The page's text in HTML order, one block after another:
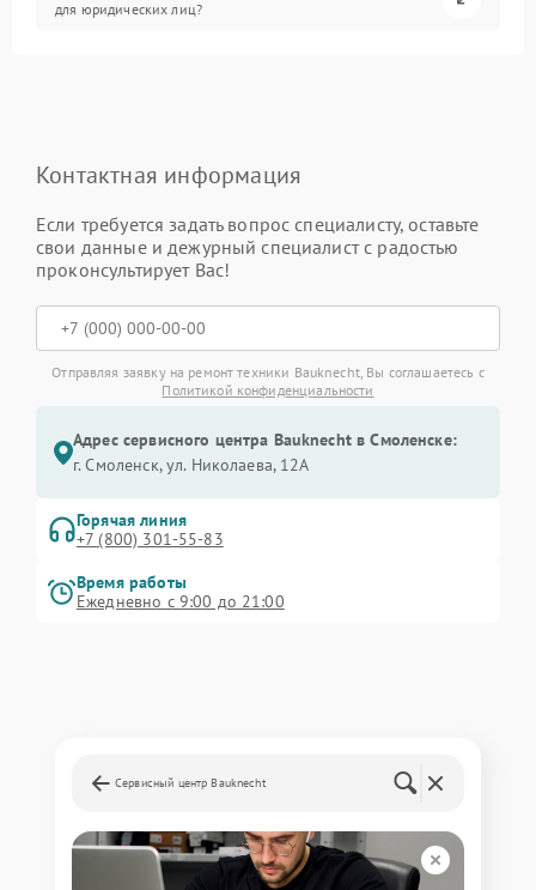
для юридических лиц?
Контактная информация
Если требуется задать вопрос специалисту, оставьте
свои данные и дежурный специалист с радостью
проконсультирует Вас!
Отправляя заявку на ремонт техники Bauknecht, Вы соглашаетесь с
Политикой конфиденциальности
Адрес сервисного центра Bauknecht в Смоленске:
г. Смоленск, ул. Николаева, 12А
Горячая линия
+7 (800) 301-55-83
Время работы
Ежедневно с 9:00 до 21:00
Сервисный центр Bauknecht